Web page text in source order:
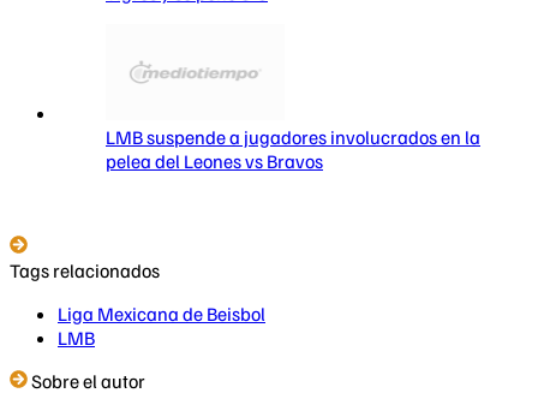
LMB suspende a jugadores involucrados en la
pelea del Leones vs Bravos
Tags relacionados
Liga Mexicana de Beisbol
LMB
Sobre el autor